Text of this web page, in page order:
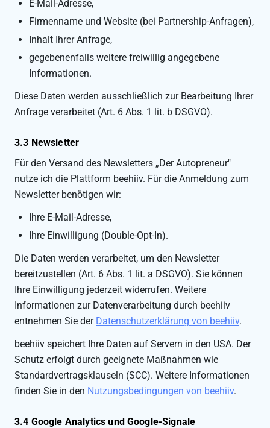
E-Mail-Adresse,
Firmenname und Website (bei Partnership-Anfragen),
Inhalt Ihrer Anfrage,
gegebenenfalls weitere freiwillig angegebene
Informationen.
Diese Daten werden ausschließlich zur Bearbeitung Ihrer
Anfrage verarbeitet (Art. 6 Abs. 1 lit. b DSGVO).
3.3 Newsletter
Für den Versand des Newsletters „Der Autopreneur"
nutze ich die Plattform beehiiv. Für die Anmeldung zum
Newsletter benötigen wir:
Ihre E-Mail-Adresse,
Ihre Einwilligung (Double-Opt-In).
Die Daten werden verarbeitet, um den Newsletter
bereitzustellen (Art. 6 Abs. 1 lit. a DSGVO). Sie können
Ihre Einwilligung jederzeit widerrufen. Weitere
Informationen zur Datenverarbeitung durch beehiiv
entnehmen Sie der Datenschutzerklärung von beehiiv.
beehiiv speichert Ihre Daten auf Servern in den USA. Der
Schutz erfolgt durch geeignete Maßnahmen wie
Standardvertragsklauseln (SCC). Weitere Informationen
finden Sie in den Nutzungsbedingungen von beehiiv.
3.4 Google Analytics und Google-Signale